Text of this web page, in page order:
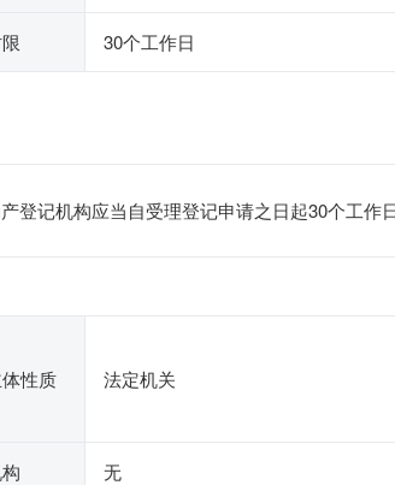
30个工作日
登记机构应当自受理登记申请之日起30个工作
性质 法定机关
无